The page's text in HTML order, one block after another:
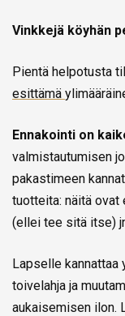
Vinkkejä köyhän
Pientä helpotusta
esittämä
Ennakointi on
valmistautumisen
pakastimeen
tuotteita: näitä ovat
(ellei tee sitä itse)
Lapselle kannattaa
toivelahja ja
aukaisemisen ilon.